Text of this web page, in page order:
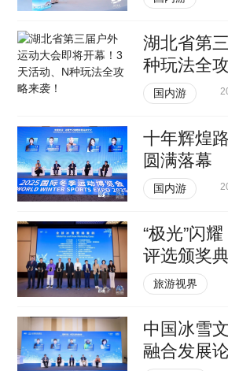
湖北省第
种玩法全
国内游
十年辉煌
圆满落幕
国内游
“极光”闪
评选颁奖
旅游视界
中国冰雪
融合发展